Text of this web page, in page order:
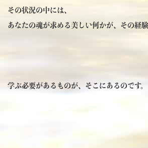
その状況の中には、
あなたの魂が求める美しい何かが、その経験
学ぶ必要があるものが、そこにあるのです。